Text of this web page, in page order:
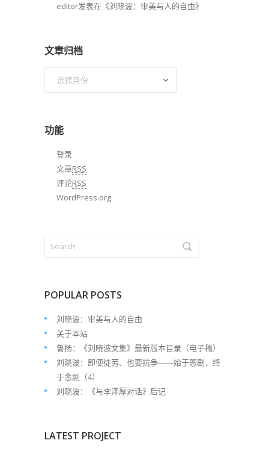
editor发表在《刘晓波：审美与人的自由》
文章归档
功能
登录
文章RSS
评论RSS
WordPress.org
POPULAR POSTS
刘晓波：审美与人的自由
关于本站
鲁扬：《刘晓波文集》最新版本目录（电子稿）
刘晓波：即便徒劳、也要抗争——始于悲剧，终
于悲剧（4）
刘晓波：《与李泽厚对话》后记
LATEST PROJECT